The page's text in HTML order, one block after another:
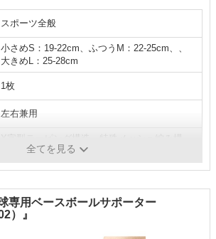
スポーツ全般
小さめS：19-22cm、ふつうM：22-25cm、、
大きめL：25-28cm
1枚
左右兼用
造、アンカー構造
全てを見る
用ベースボールサポーター
）』